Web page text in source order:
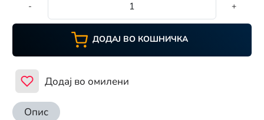
- +
ДОДАЈ ВО КОШНИЧКА
Додај во омилени
Опис